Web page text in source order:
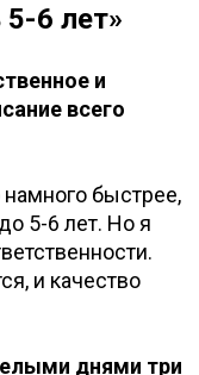
6 лет»
и
всего
быстрее,
5-6 лет. Но я
и качество
днями три